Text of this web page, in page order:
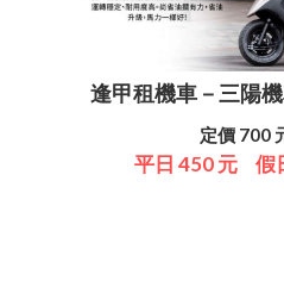
逢甲租機車－三陽
定價 700
平日 450 元 假